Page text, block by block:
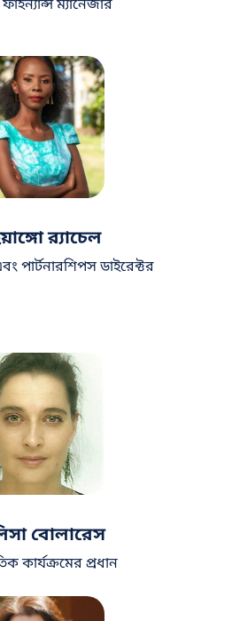
ম্যানেজার
র‍্যাচেল
পার্টনারশিপসডাইরেক্টর
বোলারেস
কার্যক্রমের প্রধান